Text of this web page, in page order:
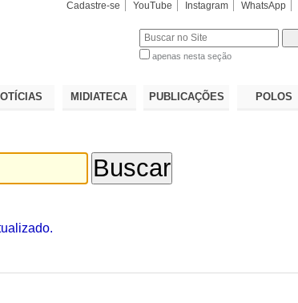
Cadastre-se YouTube Instagram WhatsApp
apenas nesta seção
MIDIATECA PUBLICAÇÕES POLOS